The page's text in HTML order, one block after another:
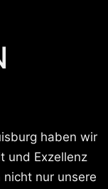
haben wir
und Exzellenz
nur unsere